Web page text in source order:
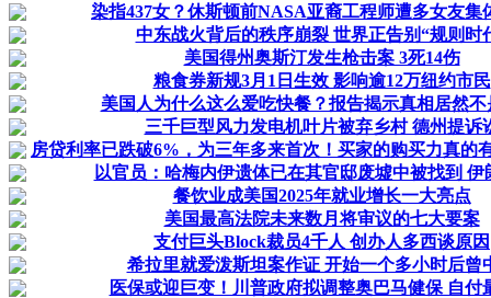
染指437女？休斯顿前NASA亚裔工程师遭多女友集
中东战火背后的秩序崩裂 世界正告别“规则时
美国得州奥斯汀发生枪击案 3死14伤
粮食券新规3月1日生效 影响逾12万纽约市民
美国人为什么这么爱吃快餐？报告揭示真相居然不
三千巨型风力发电机叶片被弃乡村 德州提诉
房贷利率已跌破6%，为三年多来首次！买家的购买力真的
以官员：哈梅内伊遗体已在其官邸废墟中被找到 伊
餐饮业成美国2025年就业增长一大亮点
美国最高法院未来数月将审议的七大要案
支付巨头Block裁员4千人 创办人多西谈原因
希拉里就爱泼斯坦案作证 开始一个多小时后曾
医保或迎巨变！川普政府拟调整奥巴马健保 自